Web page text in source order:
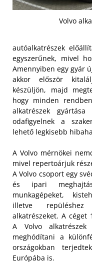
Volvo
autóalkatrészek
egyszerűnek, mivel
Amennyiben egy gyár
akkor először
készüljön, majd
hogy minden
alkatrészek
odafigyelnek a
lehető legkisebb
A Volvo mérnökei
mivel repertoárjuk
A Volvo csoport egy
és ipari
munkagépeket,
illetve repüléshez
alkatrészeket. A céget
A Volvo
meghódítani a
országokban
Európába is.